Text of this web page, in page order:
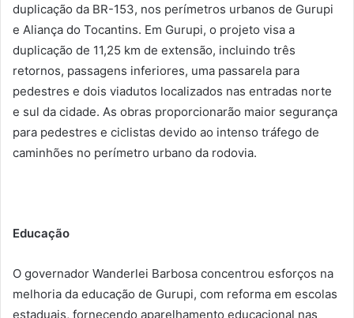
duplicação da BR-153, nos perímetros urbanos de Gurupi
e Aliança do Tocantins. Em Gurupi, o projeto visa a
duplicação de 11,25 km de extensão, incluindo três
retornos, passagens inferiores, uma passarela para
pedestres e dois viadutos localizados nas entradas norte
e sul da cidade. As obras proporcionarão maior segurança
para pedestres e ciclistas devido ao intenso tráfego de
caminhões no perímetro urbano da rodovia.
Educação
O governador Wanderlei Barbosa concentrou esforços na
melhoria da educação de Gurupi, com reforma em escolas
estaduais, fornecendo aparelhamento educacional nas